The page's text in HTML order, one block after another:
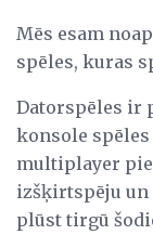
Mēs esam
spēles, kuras
Datorspēles ir
konsole spēles
multiplayer
izšķirtspēju un
plūst tirgū